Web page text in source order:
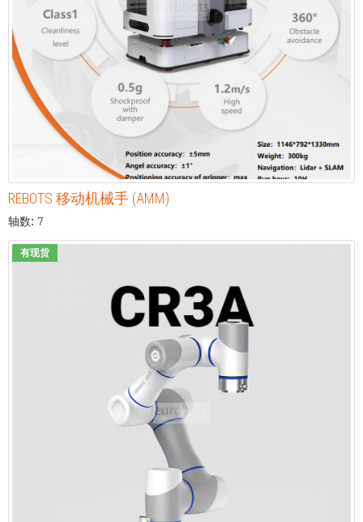
REBOTS 移动机械手 (AMM)
轴数: 7
有现货